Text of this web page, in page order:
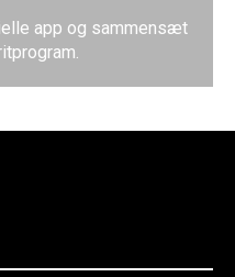
app og sammensæt